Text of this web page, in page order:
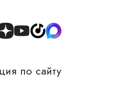
Join
Slack
по сайту